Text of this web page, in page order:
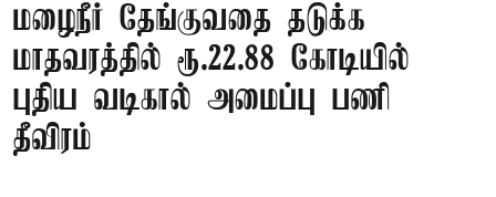
மழைநீர் தேங்குவதை தடுக்க
மாதவரத்தில் ரூ.22.88 கோடியில்
புதிய வடிகால் அமைப்பு பணி
தீவிரம்